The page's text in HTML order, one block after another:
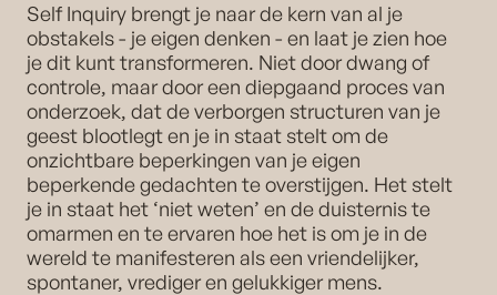
Self Inquiry brengt je naar de kern van al je
obstakels - je eigen denken - en laat je zien hoe
je dit kunt transformeren. Niet door dwang of
controle, maar door een diepgaand proces van
onderzoek, dat de verborgen structuren van je
geest blootlegt en je in staat stelt om de
onzichtbare beperkingen van je eigen
beperkende gedachten te overstijgen. Het stelt
je in staat het ‘niet weten’ en de duisternis te
omarmen en te ervaren hoe het is om je in de
wereld te manifesteren als een vriendelijker,
spontaner, vrediger en gelukkiger mens.